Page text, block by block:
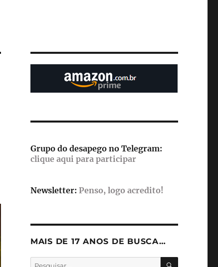
Grupo do desapego no Telegram:
clique aqui para participar
Newsletter: Penso, logo acredito!
MAIS DE 17 ANOS DE BUSCA…
Pesquisar